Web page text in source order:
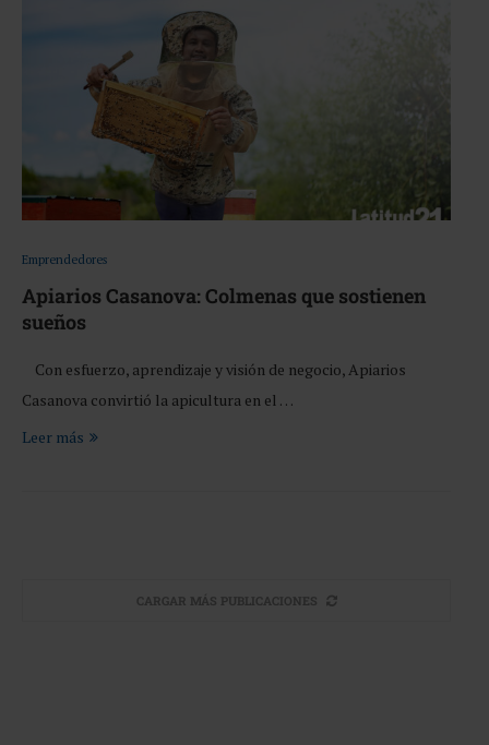
Emprendedores
Apiarios Casanova: Colmenas que sostienen
sueños
Con esfuerzo, aprendizaje y visión de negocio, Apiarios
Casanova convirtió la apicultura en el …
Leer más
CARGAR MÁS PUBLICACIONES